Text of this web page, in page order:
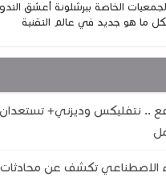
الخاصة ببرشلونة أعشق
ما هو جديد في عالم التقنية
.. نتفليكس وديزني+
الاصطناعي تكشف عن